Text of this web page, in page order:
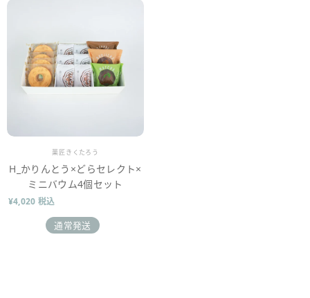
販売業者
菓匠きくたろう
H_かりんとう×どらセレクト×
ミニバウム4個セット
¥4,020 税込
通常発送